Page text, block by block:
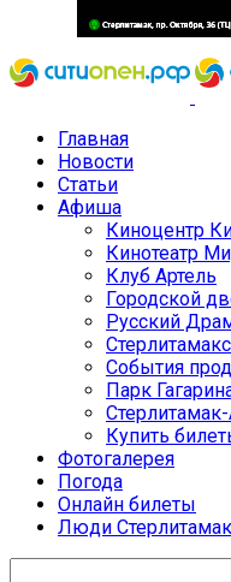
Главная
Новости
Статьи
Афиша
Киноцентр
Кинотеатр
Клуб Артель
Городской
Русский
События
Парк
Купить
Фотогалерея
Погода
Онлайн билеты
Люди